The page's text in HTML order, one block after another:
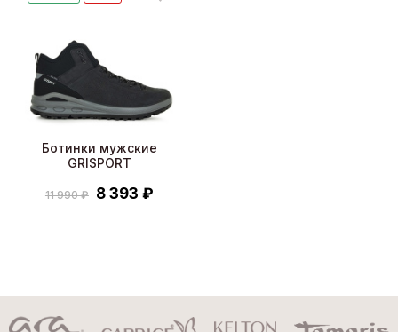
Ботинки мужские
GRISPORT
11 990 ₽ 8 393 ₽